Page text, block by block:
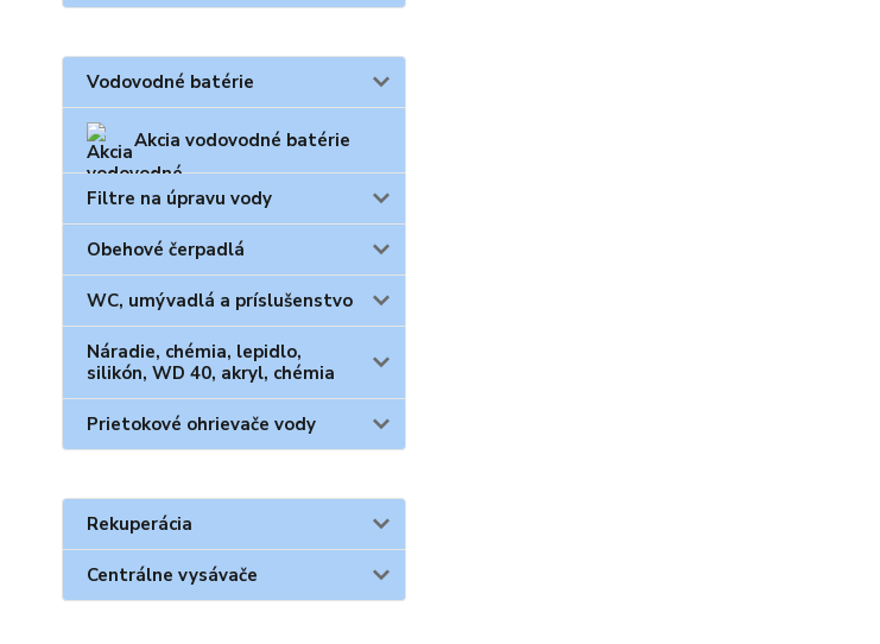
Vodovodné batérie
Akcia vodovodné batérie
Filtre na úpravu vody
Obehové čerpadlá
WC, umývadlá a príslušenstvo
Náradie, chémia, lepidlo,
silikón, WD 40, akryl, chémia
Prietokové ohrievače vody
Rekuperácia
Centrálne vysávače